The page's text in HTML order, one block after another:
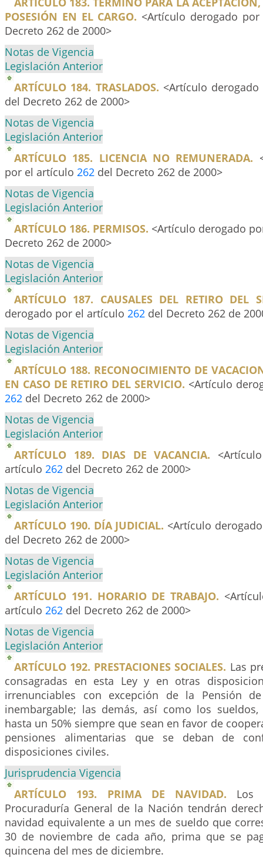
POSESIÓN EN EL CARGO. <Artículo derogado
Decreto 262 de 2000>
Notas de Vigencia
Legislación Anterior
ARTÍCULO 184. TRASLADOS. <Artículo
del Decreto 262 de 2000>
Notas de Vigencia
Legislación Anterior
ARTÍCULO 185. LICENCIA NO REMUNERADA.
por el artículo 262 del Decreto 262 de 2000>
Notas de Vigencia
Legislación Anterior
ARTÍCULO 186. PERMISOS. <Artículo derogado
Decreto 262 de 2000>
Notas de Vigencia
Legislación Anterior
ARTÍCULO 187. CAUSALES DEL RETIRO DEL
derogado por el artículo 262 del Decreto 262 de
Notas de Vigencia
Legislación Anterior
ARTÍCULO 188. RECONOCIMIENTO DE
EN CASO DE RETIRO DEL SERVICIO. <Artículo
262 del Decreto 262 de 2000>
Notas de Vigencia
Legislación Anterior
ARTÍCULO 189. DIAS DE VACANCIA.
artículo 262 del Decreto 262 de 2000>
Notas de Vigencia
Legislación Anterior
ARTÍCULO 190. DÍA JUDICIAL. <Artículo
del Decreto 262 de 2000>
Notas de Vigencia
Legislación Anterior
ARTÍCULO 191. HORARIO DE TRABAJO.
artículo 262 del Decreto 262 de 2000>
Notas de Vigencia
Legislación Anterior
ARTÍCULO 192. PRESTACIONES SOCIALES. Las
consagradas en esta Ley y en otras
irrenunciables con excepción de la Pensión
inembargable; las demás, así como los
hasta un 50% siempre que sean en favor de
pensiones alimentarias que se deban de
disposiciones civiles.
Jurisprudencia Vigencia
ARTÍCULO 193. PRIMA DE NAVIDAD. Los
Procuraduría General de la Nación tendrán
navidad equivalente a un mes de sueldo que
30 de noviembre de cada año, prima que se
quincena del mes de diciembre.